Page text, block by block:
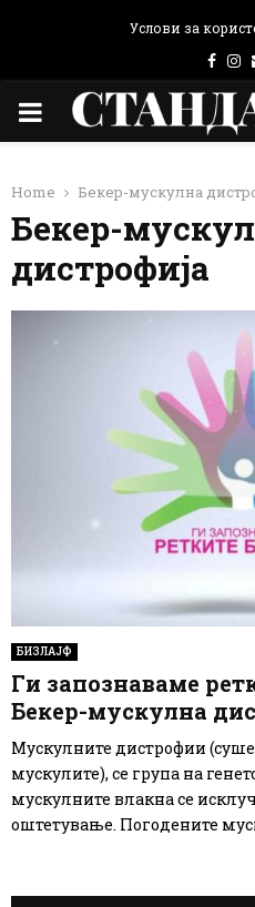
Услови за
PRIMARY
Home Бекер-мускулна
Бекер-
дистрофија
БИЗЛАЈФ
Ги запознаваме
Бекер-мускулна
Мускулните дистрофии
мускулите), се група на
мускулните влакна се
оштетување. Погодените